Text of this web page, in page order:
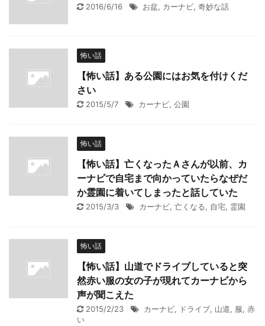
2016/6/16 お盆, カーナビ, 奇妙な話
怖い話
【怖い話】ある公園にはお気を付けくだ
さい
2015/5/7 カーナビ, 公園
怖い話
【怖い話】亡くなったＡさんが以前、カ
ーナビで自宅まで向かっていたらなぜだ
か霊園に着いてしまったと話していた
2015/3/3 カーナビ, 亡くなる, 自宅, 霊園
怖い話
【怖い話】山道でドライブしていると突
然赤い服の女の子が現れてカーナビから
声が聞こえた
2015/2/23 カーナビ, ドライブ, 山道, 服, 赤
い